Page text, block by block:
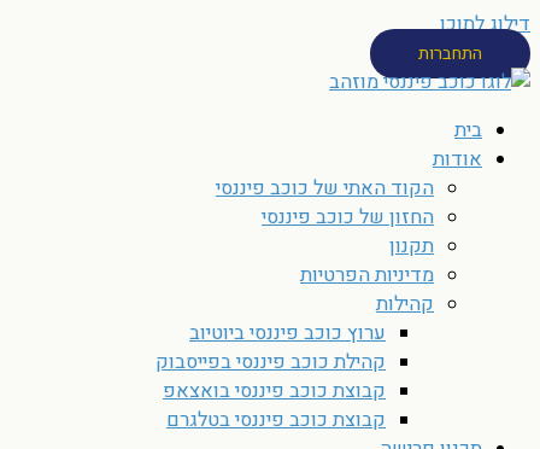
דילוג לתוכן
התחברות
בית
אודות
הקוד האתי של כוכב פיננסי
החזון של כוכב פיננסי
תקנון
מדיניות הפרטיות
קהילות
ערוץ כוכב פיננסי ביוטיוב
קהילת כוכב פיננסי בפייסבוק
קבוצת כוכב פיננסי בואצאפ
קבוצת כוכב פיננסי בטלגרם